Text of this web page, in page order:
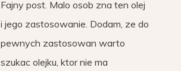
Fajny post. Malo osob zna ten olej
i jego zastosowanie. Dodam, ze do
pewnych zastosowan warto
szukac olejku, ktor nie ma